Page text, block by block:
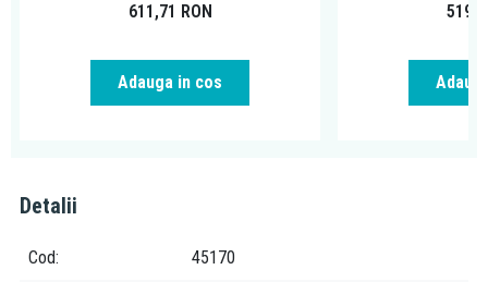
611,71 RON
Adauga in cos
Detalii
Cod 45170